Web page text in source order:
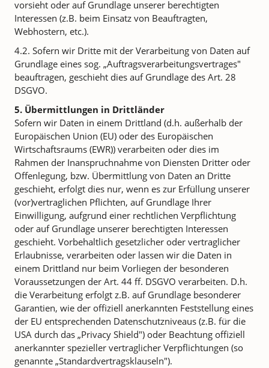
vorsieht oder auf Grundlage unserer berechtigten
Interessen (z.B. beim Einsatz von Beauftragten,
Webhostern, etc.).
4.2. Sofern wir Dritte mit der Verarbeitung von Daten auf
Grundlage eines sog. „Auftragsverarbeitungsvertrages"
beauftragen, geschieht dies auf Grundlage des Art. 28
DSGVO.
5. Übermittlungen in Drittländer
Sofern wir Daten in einem Drittland (d.h. außerhalb der
Europäischen Union (EU) oder des Europäischen
Wirtschaftsraums (EWR)) verarbeiten oder dies im
Rahmen der Inanspruchnahme von Diensten Dritter oder
Offenlegung, bzw. Übermittlung von Daten an Dritte
geschieht, erfolgt dies nur, wenn es zur Erfüllung unserer
(vor)vertraglichen Pflichten, auf Grundlage Ihrer
Einwilligung, aufgrund einer rechtlichen Verpflichtung
oder auf Grundlage unserer berechtigten Interessen
geschieht. Vorbehaltlich gesetzlicher oder vertraglicher
Erlaubnisse, verarbeiten oder lassen wir die Daten in
einem Drittland nur beim Vorliegen der besonderen
Voraussetzungen der Art. 44 ff. DSGVO verarbeiten. D.h.
die Verarbeitung erfolgt z.B. auf Grundlage besonderer
Garantien, wie der offiziell anerkannten Feststellung eines
der EU entsprechenden Datenschutzniveaus (z.B. für die
USA durch das „Privacy Shield") oder Beachtung offiziell
anerkannter spezieller vertraglicher Verpflichtungen (so
genannte „Standardvertragsklauseln").